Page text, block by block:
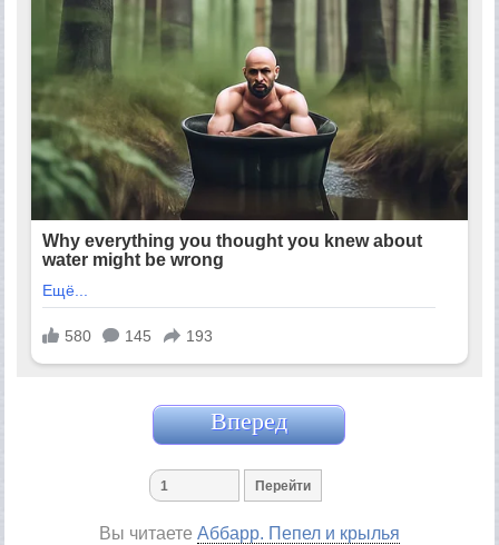
Вперед
Вы читаете Аббарр. Пепел и крылья